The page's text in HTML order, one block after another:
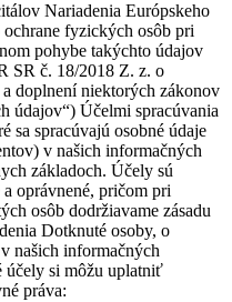
Nariadenia Európskeho
fyzických osôb pri
pohybe takýchto údajov
SR č. 18/2018 Z. z. o
doplnení niektorých zákonov
údajov“) Účelmi spracúvania
sa spracúvajú osobné údaje
v našich informačných
základoch. Účely sú
oprávnené, pričom pri
osôb dodržiavame zásadu
Dotknuté osoby, o
našich informačných
účely si môžu uplatniť
práva: